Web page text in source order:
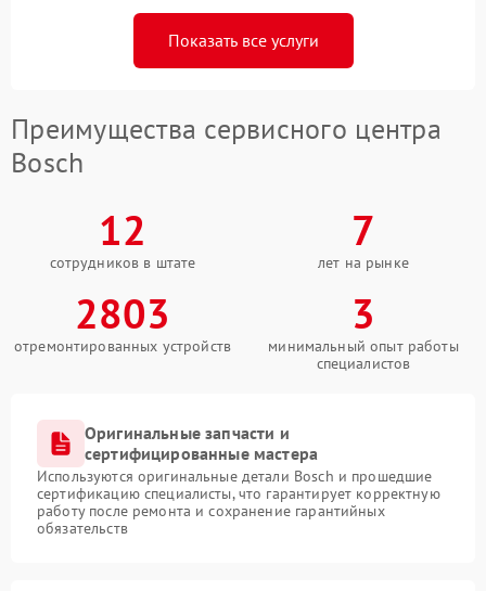
Показать все услуги
Преимущества сервисного центра
Bosch
12
сотрудников в штате
7
лет на рынке
2803
отремонтированных устройств
3
минимальный опыт работы
специалистов
Оригинальные запчасти и
сертифицированные мастера
Используются оригинальные детали Bosch и прошедшие
сертификацию специалисты, что гарантирует корректную
работу после ремонта и сохранение гарантийных
обязательств